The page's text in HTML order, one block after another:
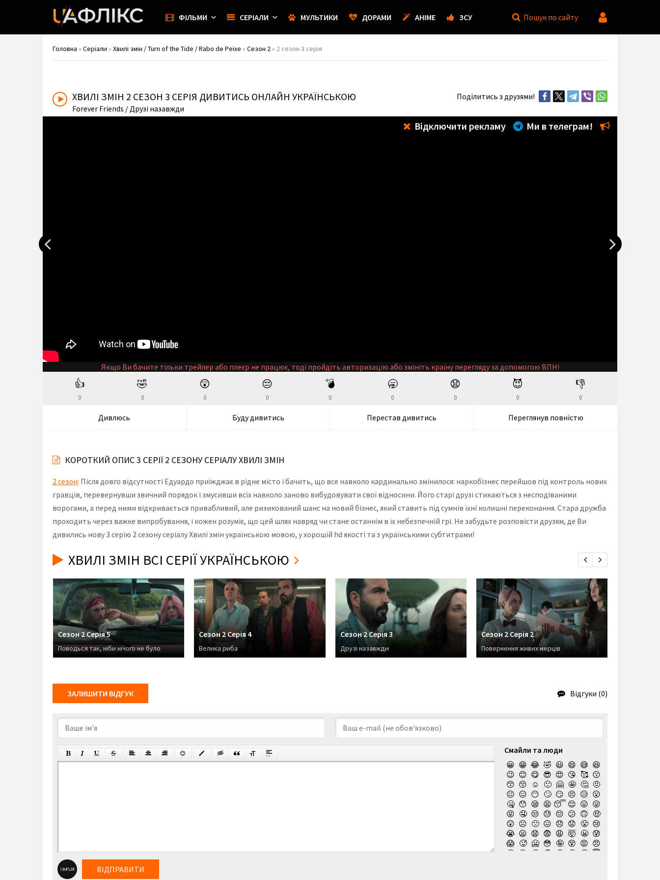
ФІЛЬМИ СЕРІАЛИ МУЛЬТИКИ ДОРАМИ АНІМЕ ЗСУ Пошук по сайту
Головна » Серіали » Хвилі змін / Turn of the Tide / Rabo de Peixe » Сезон 2 » 2 сезон 3 серія
Поділитись з друзями!
ХВИЛІ ЗМІН 2 СЕЗОН 3 СЕРІЯ ДИВИТИСЬ ОНЛАЙН УКРАЇНСЬКОЮ
Forever Friends / Друзі назавжди
Відключити рекламу Ми в телеграм!
Якщо Ви бачите тільки трейлер або плеєр не працює, тоді пройдіть авторизацію або змініть країну перегляду за допомогою ВПН!
👍
0
🤣
0
😲
0
😔
0
💣
0
🥱
0
😧
0
😈
0
👎
0
Дивлюсь Буду дивитись Перестав дивитись Переглянув повністю
КОРОТКИЙ ОПИС 3 СЕРІЇ 2 СЕЗОНУ СЕРІАЛУ ХВИЛІ ЗМІН
2 сезон: Після довго відсутності Едуардо приїжджає в рідне місто і бачить, що все навколо кардинально змінилося: наркобізнес перейшов під контроль нових
гравців, перевернувши звичний порядок і змусивши всіх навколо заново вибудовувати свої відносини. Його старі друзі стикаються з несподіваними
ворогами, а перед ними відкривається привабливий, але ризикований шанс на новий бізнес, який ставить під сумнів їхні колишні переконання. Стара дружба
проходить через важке випробування, і кожен розуміє, що цей шлях навряд чи стане останнім в їх небезпечній грі. Не забудьте розповісти друзям, де Ви
дивились нову 3 серію 2 сезону серіалу Хвилі змін українською мовою, у хорошій hd якості та з українськими субтитрами!
ХВИЛІ ЗМІН ВСІ СЕРІЇ УКРАЇНСЬКОЮ
Сезон 2 Серія 5
Поводься так, ніби нічого не було
Сезон 2 Серія 4
Велика риба
Сезон 2 Серія 3
Друзі назавжди
Сезон 2 Серія 2
Повернення живих мерців
ЗАЛИШИТИ ВІДГУК Відгуки (0)
Смайли та люди
😀 😁 😂 🤣 😃 😄 😅 😆
😉 😊 😋 😎 😍 😘 🥰 😗
😙 😚 ☺️ 🙂 🤗 🤩 🤔 🤨
😐 😑 😶 🙄 😏 😣 😥 😮
🤐 😯 😪 😫 😴 😌 😛 😜
😝 🤤 😒 😓 😔 😕 🙃 🤑
😲 ☹️ 🙁 😖 😞 😟 😤 😢
😭 😦 😧 😨 😩 🤯 😬 😰
😱 🥵 🥶 😳 🤪 😵 😡 😠
🤬
😷 🤒 🤕 🤢 🤮 🤧 😇
ВІДПРАВИТИ